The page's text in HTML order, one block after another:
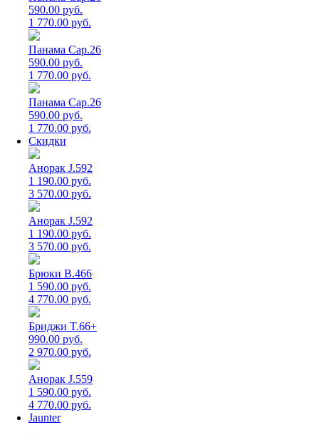
590.00 руб.
1 770.00 руб.
Панама Cap.26
590.00 руб.
1 770.00 руб.
Панама Cap.26
590.00 руб.
1 770.00 руб.
Скидки
Анорак J.592
1 190.00 руб.
3 570.00 руб.
Анорак J.592
1 190.00 руб.
3 570.00 руб.
Брюки B.466
1 590.00 руб.
4 770.00 руб.
Бриджи T.66+
990.00 руб.
2 970.00 руб.
Анорак J.559
1 590.00 руб.
4 770.00 руб.
Jaunter